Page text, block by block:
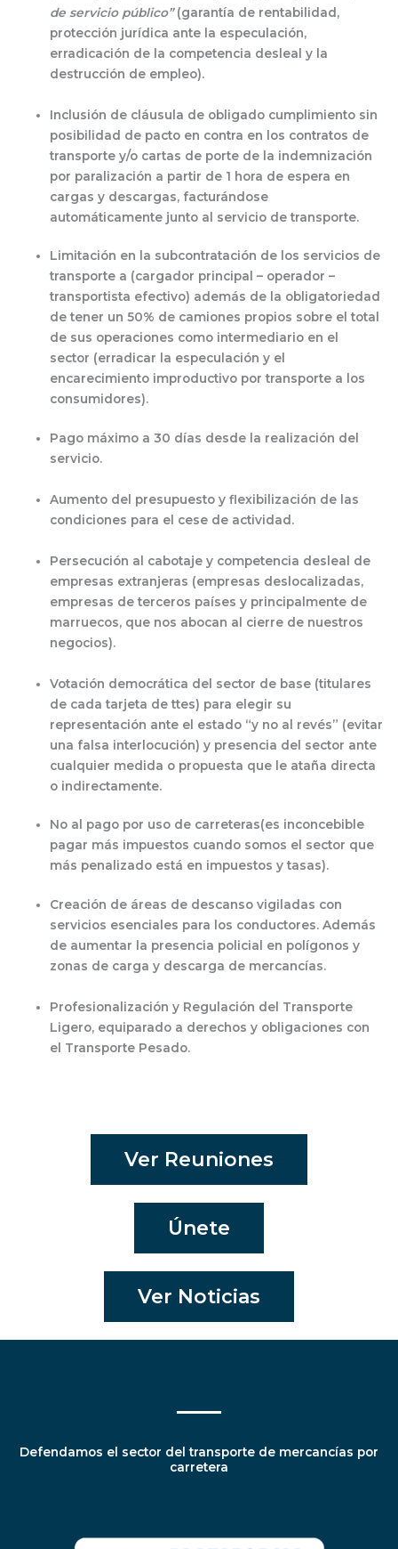
de servicio público” (garantía de rentabilidad,
protección jurídica ante la especulación,
erradicación de la competencia desleal y la
destrucción de empleo).
Inclusión de cláusula de obligado cumplimiento sin
posibilidad de pacto en contra en los contratos de
transporte y/o cartas de porte de la indemnización
por paralización a partir de 1 hora de espera en
cargas y descargas, facturándose
automáticamente junto al servicio de transporte.
Limitación en la subcontratación de los servicios de
transporte a (cargador principal – operador –
transportista efectivo) además de la obligatoriedad
de tener un 50% de camiones propios sobre el total
de sus operaciones como intermediario en el
sector (erradicar la especulación y el
encarecimiento improductivo por transporte a los
consumidores).
Pago máximo a 30 días desde la realización del
servicio.
Aumento del presupuesto yflexibilización de las
condiciones para el cese de actividad.
Persecución al cabotaje y competencia desleal de
empresas extranjeras (empresas deslocalizadas,
empresas de terceros países y principalmente de
marruecos, que nos abocan al cierre de nuestros
negocios).
Votación democrática del sector de base (titulares
de cada tarjeta de ttes) para elegir su
representación ante el estado “y no al revés” (evitar
una falsa interlocución)y presencia del sector ante
cualquier medida o propuesta que le ataña directa
o indirectamente.
No al pago por uso de carreteras(es inconcebible
pagar más impuestos cuando somos el sector que
más penalizado está en impuestos y tasas).
Creación de áreas de descanso vigiladas con
servicios esenciales para los conductores. Además
de aumentar la presencia policial en polígonos y
zonas de carga y descarga de mercancías.
Profesionalización y Regulación del Transporte
Ligero, equiparado a derechos y obligaciones con
el Transporte Pesado.
Ver Reuniones
Únete
Ver Noticias
Defendamos el sector del transporte de mercancías por
carretera